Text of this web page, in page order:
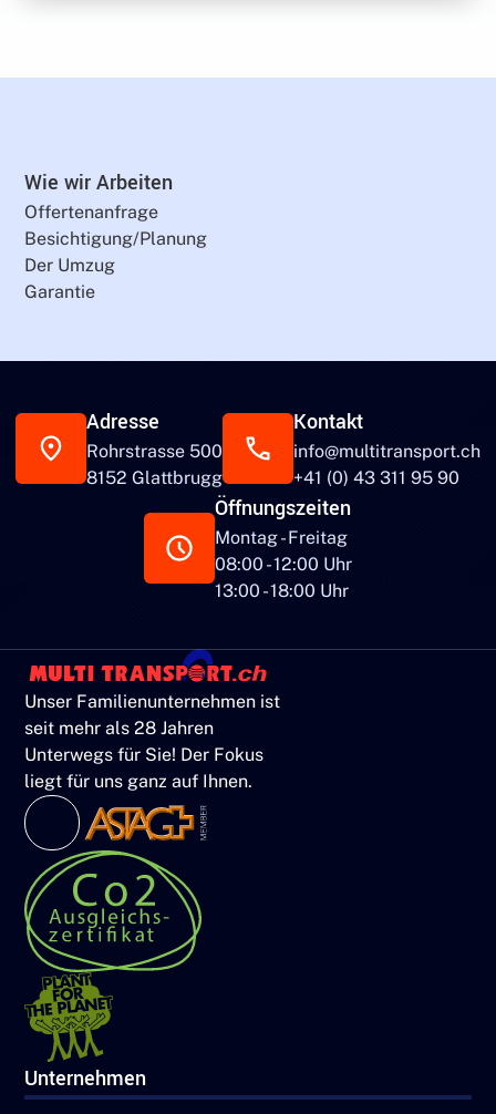
Wie wir Arbeiten
Offertenanfrage
Besichtigung/Planung
Der Umzug
Garantie
Adresse
Rohrstrasse 500
8152 Glattbrugg
Kontakt
info@multitransport.ch
+41 (0) 43 311 95 90
Öffnungszeiten
Montag - Freitag
08:00 - 12:00 Uhr
13:00 - 18:00 Uhr
Unser Familienunternehmen ist
seit mehr als 28 Jahren
Unterwegs für Sie! Der Fokus
liegt für uns ganz auf Ihnen.
Unternehmen